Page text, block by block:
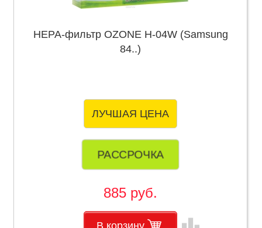
НЕРА-фильтр OZONE H-04W (Samsung
84..)
ЛУЧШАЯ ЦЕНА
РАССРОЧКА
885 руб.
В корзину